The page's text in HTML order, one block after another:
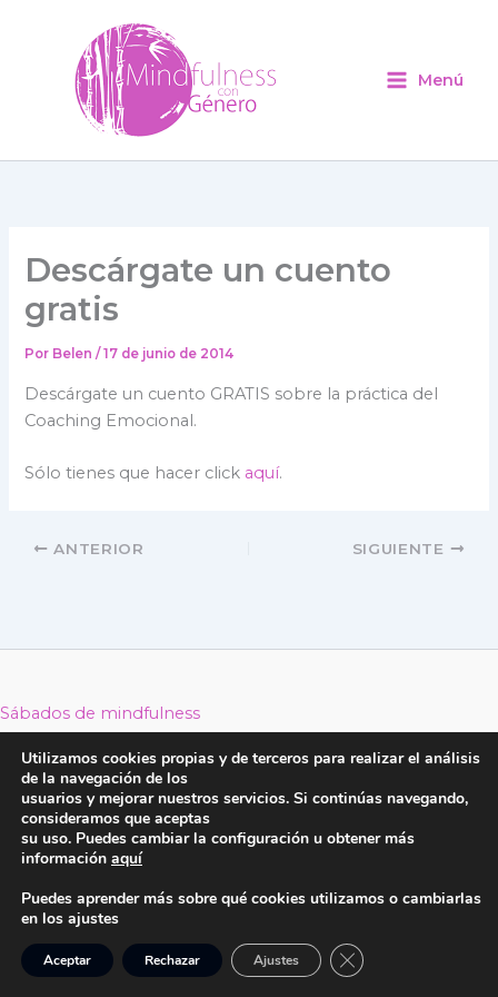
contenido
Menú
Descárgate un cuento
gratis
Por Belen/17 de junio de 2014
Descárgate un cuento GRATIS sobre la práctica del
Coaching Emocional.
Sólo tienes que hacer click aquí.
ANTERIOR SIGUIENTE
Sábados de mindfulness
Reducción Estrés MBSR
Mindfulness con Género Belén García Casado Todos los
derechos © 2026
Política de privacidad
Utilizamos cookies propias y de terceros para realizar el análisis
de la navegación de los
usuarios y mejorar nuestros servicios. Si continúas navegando,
consideramos que aceptas
su uso. Puedes cambiar la configuración u obtener más
información aquí
Puedes aprender más sobre qué cookies utilizamos o cambiarlas
en los ajustes
Aceptar Rechazar Ajustes Cerrar el banner de